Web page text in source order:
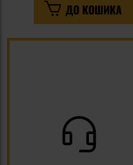
ДО КОШИКА